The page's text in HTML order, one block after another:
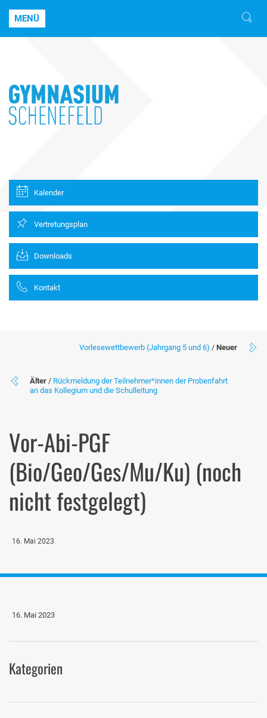
MENÜ
Kalender
Vertretungsplan
Downloads
Kontakt
Vorlesewettbewerb (Jahrgang 5 und 6) / Neuer
Älter / Rückmeldung der Teilnehmer*innen der Probenfahrt
an das Kollegium und die Schulleitung
Vor-Abi-PGF
(Bio/Geo/Ges/Mu/Ku) (noch
nicht festgelegt)
16. Mai 2023
16. Mai 2023
Kategorien